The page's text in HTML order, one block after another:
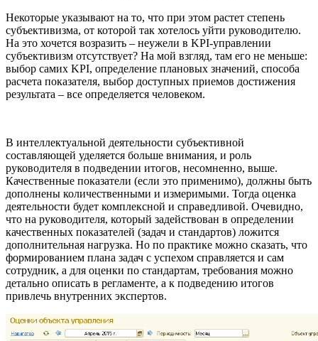
Некоторые указывают на то, что при этом растет степень
субъективизма, от которой так хотелось уйти руководителю.
На это хочется возразить – неужели в KPI-управлении
субъективизм отсутствует? На мой взгляд, там его не меньше:
выбор самих KPI, определение плановых значений, способа
расчета показателя, выбор доступных приемов достижения
результата – все определяется человеком.
В интеллектуальной деятельности субъективной
составляющей уделяется больше внимания, и роль
руководителя в подведении итогов, несомненно, выше.
Качественные показатели (если это применимо), должны быть
дополнены количественными и измеримыми. Тогда оценка
деятельности будет комплексной и справедливой. Очевидно,
что на руководителя, который задействован в определении
качественных показателей (задач и стандартов) ложится
дополнительная нагрузка. Но по практике можно сказать, что
формированием плана задач с успехом справляется и сам
сотрудник, а для оценки по стандартам, требования можно
детально описать в регламенте, а к подведению итогов
привлечь внутренних экспертов.